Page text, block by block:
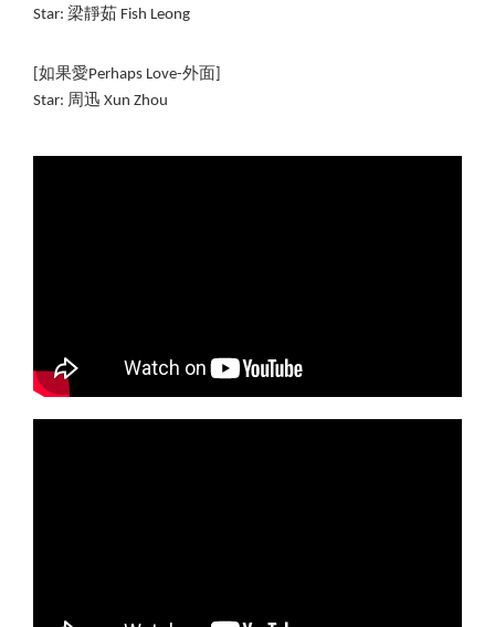
Star: 梁靜茹 Fish Leong
[如果愛Perhaps Love-外面]
Star: 周迅 Xun Zhou